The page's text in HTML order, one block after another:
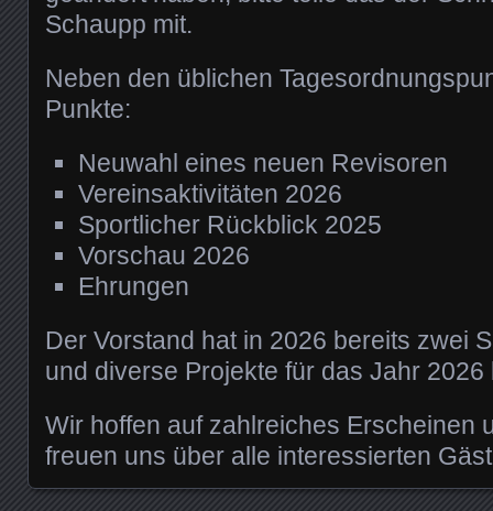
Schaupp mit.
Neben den üblichen
Punkte:
Neuwahl eines neuen Revisoren
Vereinsaktivitäten 2026
Sportlicher Rückblick 2025
Vorschau 2026
Ehrungen
Der Vorstand hat in 2026 bereits zwei
und diverse Projekte für das Jahr
Wir hoffen auf zahlreiches Erscheinen
freuen uns über alle interessierten